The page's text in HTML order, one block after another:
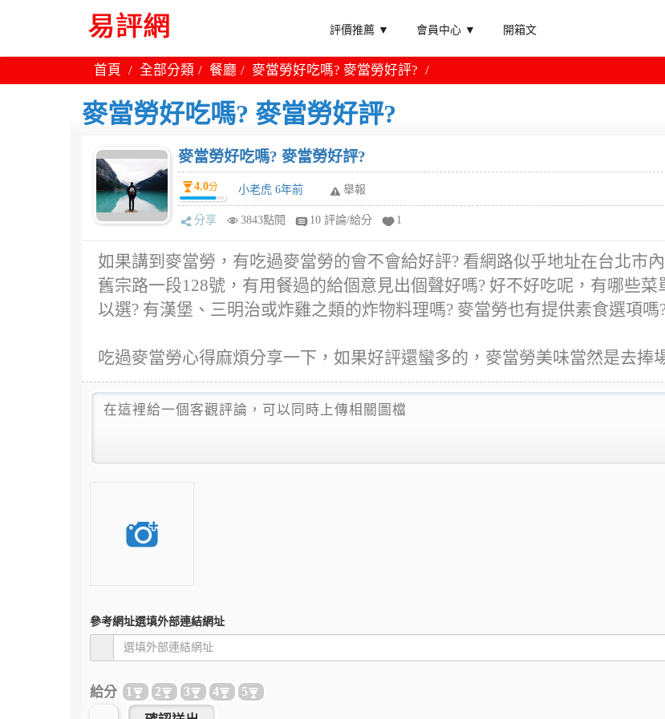
評價推薦 ▼ 會員中心 ▼ 開箱文
首頁 全部分類 餐廳 麥當勞好吃嗎? 麥當勞好評?
麥當勞好吃嗎? 麥當勞好評?
麥當勞好吃嗎? 麥當勞好評?
4.0分 小老虎 6年前 舉報
分享 3843點閱 10 評論/給分 1
如果講到麥當勞，有吃過麥當勞的會不會給好評? 看網路似乎地址在台北市
舊宗路一段128號，有用餐過的給個意見出個聲好嗎? 好不好吃呢，有哪些菜
以選? 有漢堡、三明治或炸雞之類的炸物料理嗎? 麥當勞也有提供素食選項嗎
吃過麥當勞心得麻煩分享一下，如果好評還蠻多的，麥當勞美味當然是去捧
參考網址選填外部連結網址
給分 1 2 3 4 5